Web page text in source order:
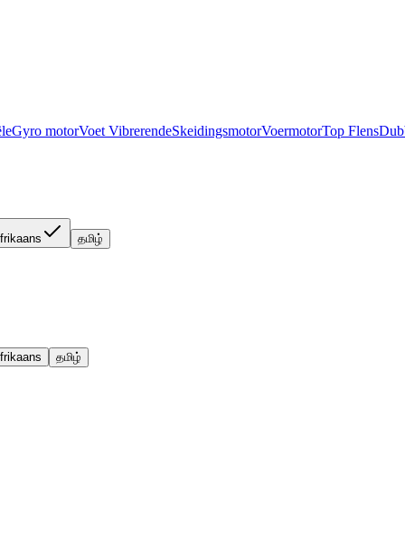
Gyro motorVoet VibrerendeSkeidingsmotorVoermotorTop Flens
தமிழ்
தமிழ்